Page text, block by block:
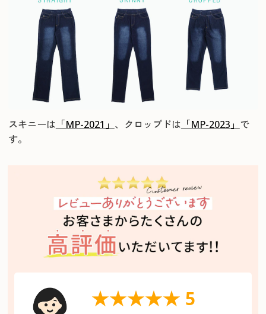
スキニーは 「MP-2021」 、クロップドは 「MP-2023」 で
す。
★★★★★ 5